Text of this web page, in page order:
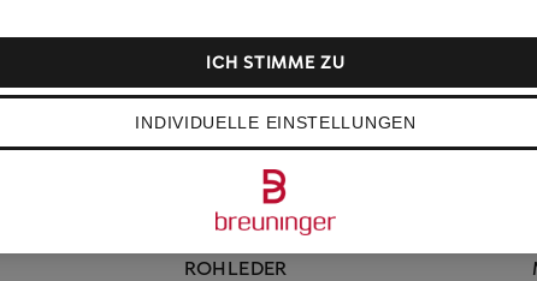
ROHLEDER
INDIVIDUELLE EINSTELLUNGEN
ICH STIMME ZU